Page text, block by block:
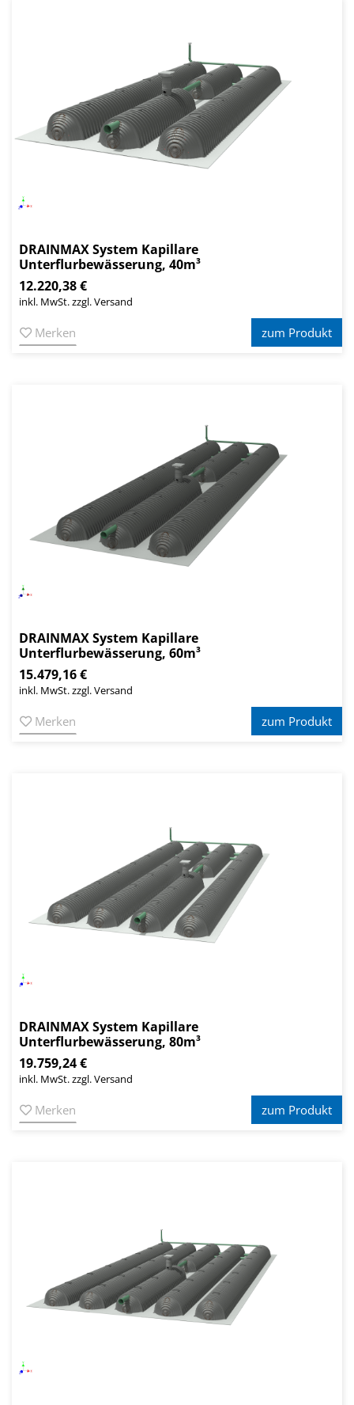
DRAINMAX System Kapillare
Unterflurbewässerung, 40m³
12.220,38 €
inkl. MwSt. zzgl. Versand
Merken zum Produkt
DRAINMAX System Kapillare
Unterflurbewässerung, 60m³
15.479,16 €
inkl. MwSt. zzgl. Versand
Merken zum Produkt
DRAINMAX System Kapillare
Unterflurbewässerung, 80m³
19.759,24 €
inkl. MwSt. zzgl. Versand
Merken zum Produkt